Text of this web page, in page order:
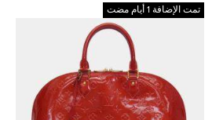
تمت الإضافة 1 أيام مضت